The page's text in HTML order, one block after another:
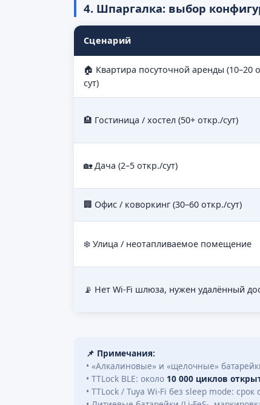
4. Шпаргалка: выбор
Сценарий
🏠 Квартира посуточной аренды (10–20
сут)
🏨 Гостиница / хостел (50+ откр./сут)
🏡 Дача (2–5 откр./сут)
🏢 Офис / коворкинг (30–60 откр./сут)
❄️ Улица / неотапливаемое помещение
📡 Нет Wi-Fi шлюза, нужен удалённый
📌 Примечания:
• «Алкалиновые» и «щелочные»
• TTLock BLE: около 10 000 циклов
• TTLock / Tuya Wi-Fi без sleep mode: